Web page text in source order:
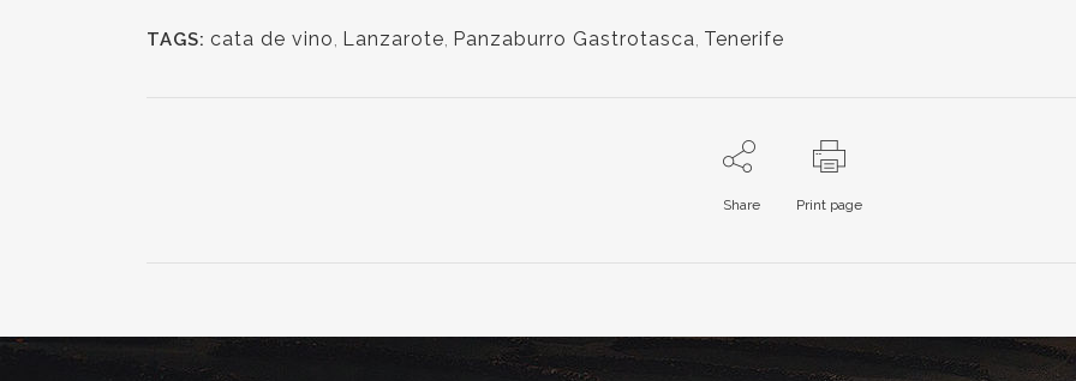
TAGS: cata de vino, Lanzarote, Panzaburro Gastrotasca, Tenerife
Share Print page